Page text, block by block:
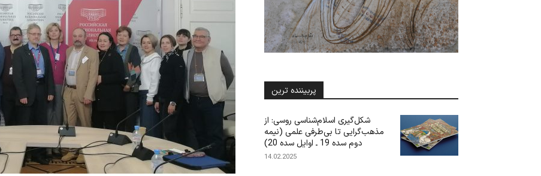
پربیننده ترین
شکل‌گیری اسلام‌شناسی روسی: از
مذهب‌گرایی تا بی‌‌‌طرفی علمی (نیمه
دوم سده 19 ـ اوایل سده 20)
14.02.2025